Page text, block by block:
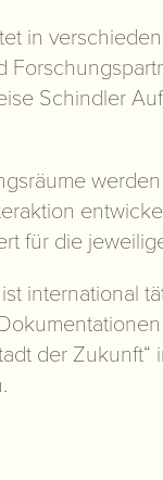
in
Schindler
für die
international
der Zukunft“